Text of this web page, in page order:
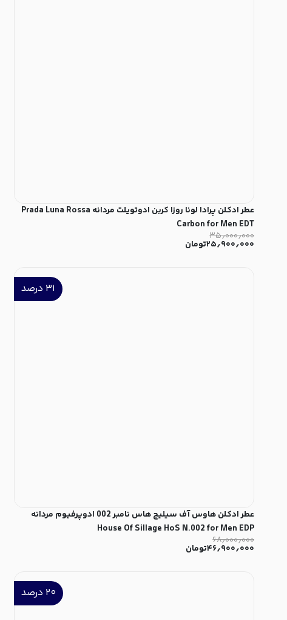
عطر ادکلن پرادا لونا روزا کربن ادوتویلت مردانه Prada Luna Rossa
Carbon for Men EDT
۳۵٫۰۰۰٫۰۰۰
۲۵٫۹۰۰٫۰۰۰تومان
۳۱ درصد
عطر ادکلن هاوس آف سیلیج هاس نامبر 002 ادوپرفیوم مردانه
House Of Sillage HoS N.002 for Men EDP
۶۸٫۰۰۰٫۰۰۰
۴۶٫۹۰۰٫۰۰۰تومان
۲۰ درصد